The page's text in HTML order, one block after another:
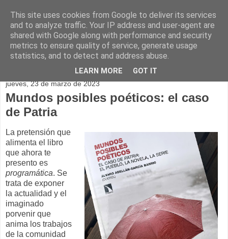
jueves, 23 de marzo de 2023
Mundos posibles poéticos: el caso
de Patria
La pretensión que
alimenta el libro
que ahora te
presento es
programática. Se
trata de exponer
la actualidad y el
imaginado
porvenir que
anima los trabajos
de la comunidad
This site uses cookies from Google to deliver its services
and to analyze traffic. Your IP address and user-agent are
shared with Google along with performance and security
metrics to ensure quality of service, generate usage
statistics, and to detect and address abuse.
LEARN MORE GOT IT